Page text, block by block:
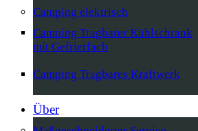
Camping elektrisch
Camping Tragbarer Kühlschrank
mit Gefrierfach
Camping Tragbares Kraftwerk
Über